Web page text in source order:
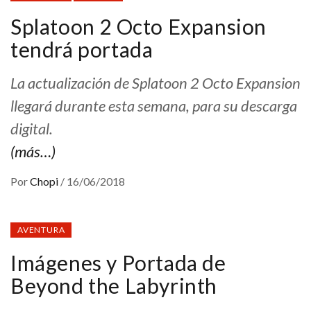
Splatoon 2 Octo Expansion
tendrá portada
La actualización de Splatoon 2 Octo Expansion
llegará durante esta semana, para su descarga
digital.
(más…)
PorChopi / 16/06/2018
AVENTURA
Imágenes y Portada de
Beyond the Labyrinth